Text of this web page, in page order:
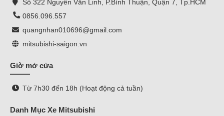
Số 322 Nguyễn Văn Linh, P.Bình Thuận, Quận 7, Tp.HCM
0856.096.557
quangnhan010696@gmail.com
mitsubishi-saigon.vn
Giờ mở cửa
Từ 7h30 đến 18h (Hoạt động cả tuần)
Danh Mục Xe Mitsubishi